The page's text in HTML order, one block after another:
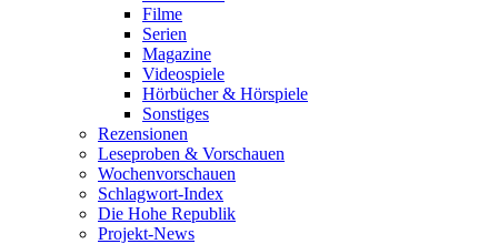
Filme
Serien
Magazine
Videospiele
Hörbücher & Hörspiele
Sonstiges
Rezensionen
Leseproben & Vorschauen
Wochenvorschauen
Schlagwort-Index
Die Hohe Republik
Projekt-News